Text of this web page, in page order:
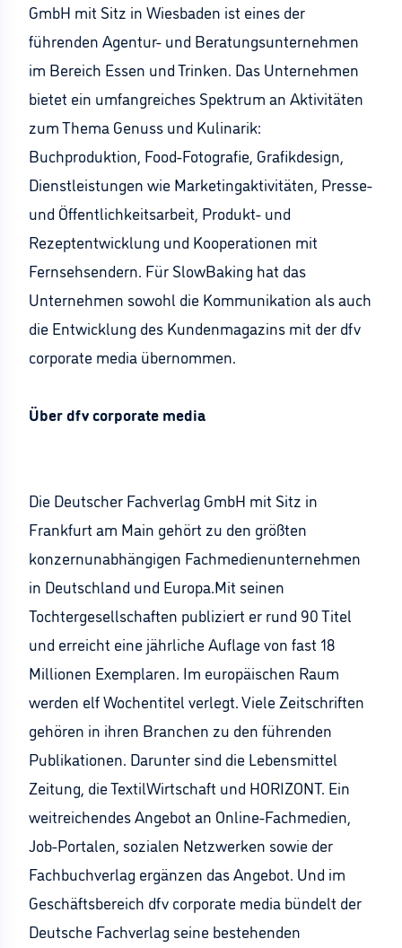
GmbH mit Sitz in Wiesbaden ist eines der
führenden Agentur- und Beratungsunternehmen
im Bereich Essen und Trinken. Das Unternehmen
bietet ein umfangreiches Spektrum an Aktivitäten
zum Thema Genuss und Kulinarik:
Buchproduktion, Food-Fotografie, Grafikdesign,
Dienstleistungen wie Marketingaktivitäten, Presse-
und Öffentlichkeitsarbeit, Produkt- und
Rezeptentwicklung und Kooperationen mit
Fernsehsendern. Für SlowBaking hat das
Unternehmen sowohl die Kommunikation als auch
die Entwicklung des Kundenmagazins mit der dfv
corporate media übernommen.
Über dfv corporate media
Die Deutscher Fachverlag GmbH mit Sitz in
Frankfurt am Main gehört zu den größten
konzernunabhängigen Fachmedienunternehmen
in Deutschland und Europa.Mit seinen
Tochtergesellschaften publiziert er rund 90 Titel
und erreicht eine jährliche Auflage von fast 18
Millionen Exemplaren. Im europäischen Raum
werden elf Wochentitel verlegt. Viele Zeitschriften
gehören in ihren Branchen zu den führenden
Publikationen. Darunter sind die Lebensmittel
Zeitung, die TextilWirtschaft und HORIZONT. Ein
weitreichendes Angebot an Online-Fachmedien,
Job-Portalen, sozialen Netzwerken sowie der
Fachbuchverlag ergänzen das Angebot. Und im
Geschäftsbereich dfv corporate media bündelt der
Deutsche Fachverlag seine bestehenden